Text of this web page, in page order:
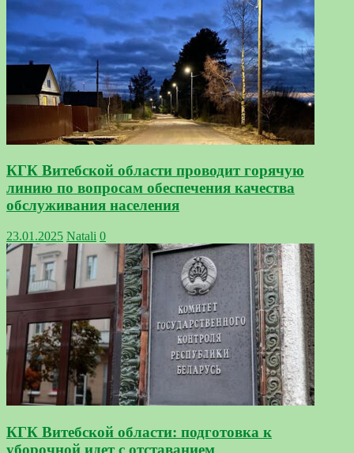
КГК Витебской области проводит горячую
линию по вопросам обеспечения качества
обслуживания населения
23.01.2025 Natali 0
КГК Витебской области: подготовка к
уборочной идет с отставанием